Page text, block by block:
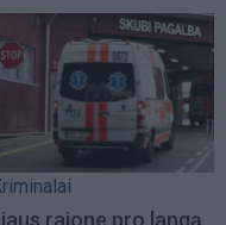
rajone pro langą